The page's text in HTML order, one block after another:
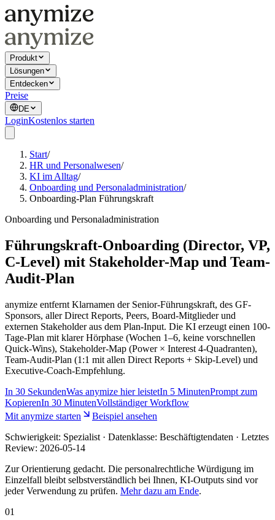
Produkt
Lösungen
Entdecken
Preise
DE
LoginKostenlos starten
Start/
HR und Personalwesen/
KI im Alltag/
Onboarding und Personaladministration/
Onboarding-Plan Führungskraft
Onboarding und Personaladministration
Führungskraft-Onboarding (Director, VP,
C-Level) mit Stakeholder-Map und Team-
Audit-Plan
anymize entfernt Klarnamen der Senior-Führungskraft, des GF-
Sponsors, aller Direct Reports, Peers, Board-Mitglieder und
externen Stakeholder aus dem Plan-Input. Die KI erzeugt einen 100-
Tage-Plan mit klarer Hörphase (Wochen 1–6, keine vorschnellen
Quick-Wins), Stakeholder-Map (Power × Interest 4-Quadranten),
Team-Audit-Plan (1:1 mit allen Direct Reports + Skip-Level) und
Executive-Coach-Empfehlung.
In 30 SekundenWas anymize hier leistetIn 5 MinutenPrompt zum
KopierenIn 30 MinutenVollständiger Workflow
Mit anymize starten
Beispiel ansehen
Schwierigkeit: Spezialist · Datenklasse: Beschäftigtendaten · Letztes
Review: 2026-05-14
Zur Orientierung gedacht. Die personalrechtliche Würdigung im
Einzelfall bleibt selbstverständlich bei Ihnen, KI-Outputs sind vor
jeder Verwendung zu prüfen. Mehr dazu am Ende.
01